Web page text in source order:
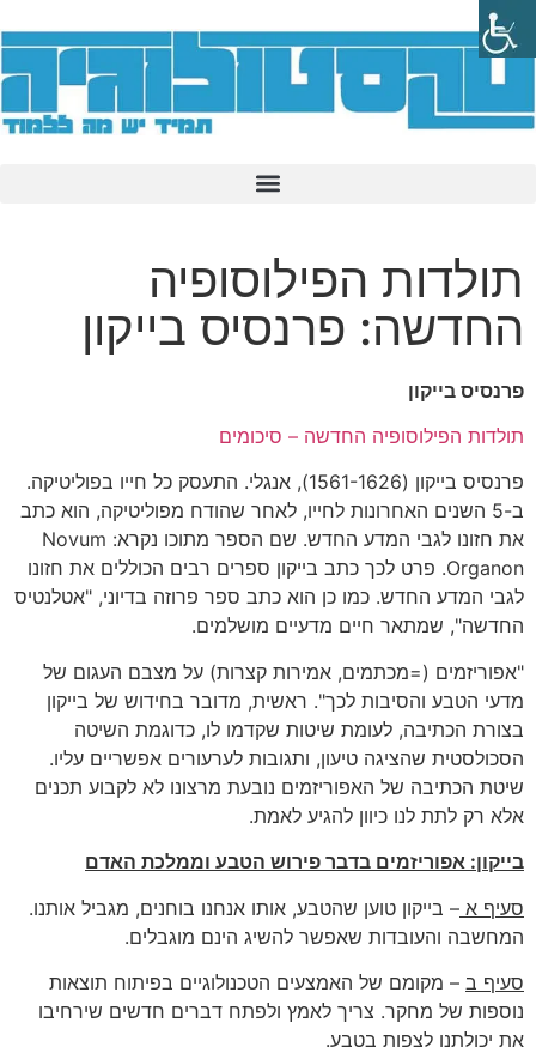
תולדות הפילוסופיה
החדשה: פרנסיס בייקון
פרנסיס בייקון
תולדות הפילוסופיה החדשה – סיכומים
פרנסיס בייקון (1561-1626), אנגלי. התעסק כל חייו בפוליטיקה.
ב-5 השנים האחרונות לחייו, לאחר שהודח מפוליטיקה, הוא כתב
את חזונו לגבי המדע החדש. שם הספר מתוכו נקרא: Novum
Organon. פרט לכך כתב בייקון ספרים רבים הכוללים את חזונו
לגבי המדע החדש. כמו כן הוא כתב ספר פרוזה בדיוני, "אטלנטיס
החדשה", שמתאר חיים מדעיים מושלמים.
"אפוריזמים (=מכתמים, אמירות קצרות) על מצבם העגום של
מדעי הטבע והסיבות לכך". ראשית, מדובר בחידוש של בייקון
בצורת הכתיבה, לעומת שיטות שקדמו לו, כדוגמת השיטה
הסכולסטית שהציגה טיעון, ותגובות לערעורים אפשריים עליו.
שיטת הכתיבה של האפוריזמים נובעת מרצונו לא לקבוע תכנים
אלא רק לתת לנו כיוון להגיע לאמת.
בייקון: אפוריזמים בדבר פירוש הטבע וממלכת האדם
סעיף א – בייקון טוען שהטבע, אותו אנחנו בוחנים, מגביל אותנו.
המחשבה והעובדות שאפשר להשיג הינם מוגבלים.
סעיף ב – מקומם של האמצעים הטכנולוגיים בפיתוח תוצאות
נוספות של מחקר. צריך לאמץ ולפתח דברים חדשים שירחיבו
את יכולתנו לצפות בטבע.